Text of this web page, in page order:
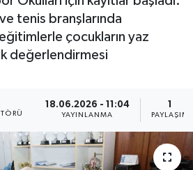
tenis branşlarında
çocukların yaz
değerlendirmesi
18.06.2026 - 11:04
YAYINLANMA PAYLAŞIM